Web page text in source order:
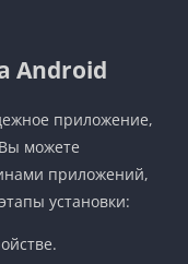
Android
приложение,
можете
приложений,
установки: